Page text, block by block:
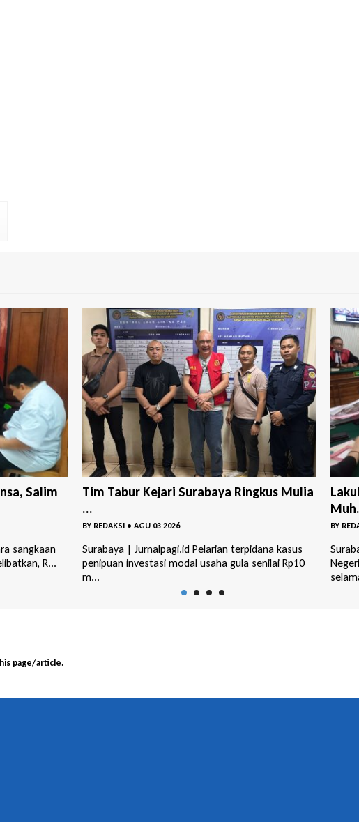
Mulia
kasus
Rp10
Lakukan Pencurian dengan Pemberatan,
Muh...
BY REDAKSI • JUL 31 2026
Surabaya | jurnalpagi.id Majelis hakim Pengadilan
Negeri Surabaya menjatuhkan pidana penjara
selama ...
M...
BY
page/article.